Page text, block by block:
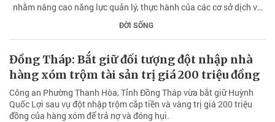
nhằm nâng cao năng lực quản lý, thực hành của các cơ sở dịch vụ
ăn uống quy mô lớn, góp phần chủ động phòng ngừa các sự cố mất
ĐỜI SỐNG
Đồng Tháp: Bắt giữ đối tượng đột nhập nhà
hàng xóm trộm tài sản trị giá 200 triệu đồng
Công an Phường Thanh Hòa, Tỉnh Đồng Tháp vừa bắt giữ Huỳnh
Quốc Lợi sau vụ đột nhập trộm cắp tiền và vàng trị giá 200 triệu
đồng của hàng xóm để trả nợ và đóng hụi.